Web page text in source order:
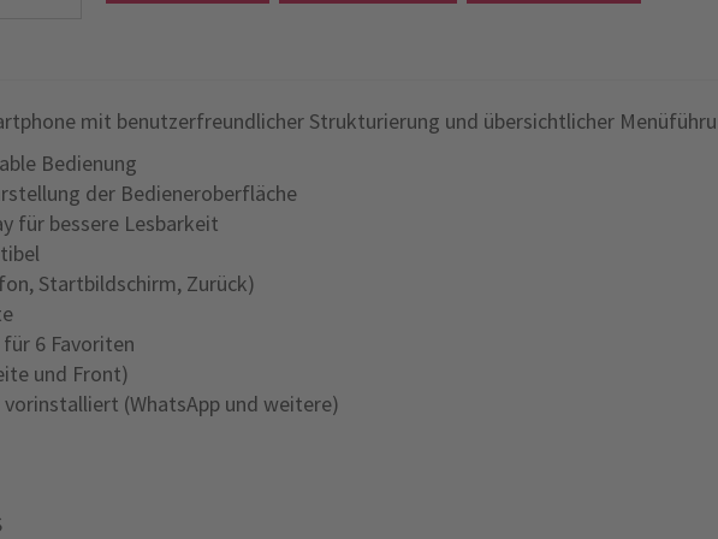
mit benutzerfreundlicher Strukturierung und übersichtlicher
Bedienung
der Bedieneroberfläche
für bessere Lesbarkeit
Startbildschirm, Zurück)
6 Favoriten
und Front)
(WhatsApp und weitere)